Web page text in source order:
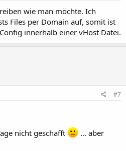
wie man möchte. Ich
Files per Domain auf, somit ist
innerhalb einer vHost Datei.
#7
nicht geschafft
... aber